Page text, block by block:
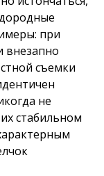
при
внезапно
съемки
не
стабильном